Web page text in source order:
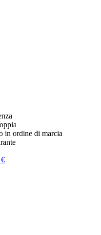
in ordine di marcia